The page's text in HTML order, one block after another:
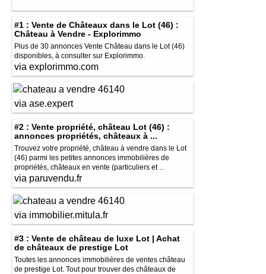
#1 : Vente de Châteaux dans le Lot (46) :
Château à Vendre - Explorimmo
Plus de 30 annonces Vente Château dans le Lot (46)
disponibles, à consulter sur Explorimmo.
via explorimmo.com
via ase.expert
#2 : Vente propriété, château Lot (46) :
annonces propriétés, châteaux à ...
Trouvez votre propriété, château à vendre dans le Lot
(46) parmi les petites annonces immobilières de
propriétés, châteaux en vente (particuliers et ...
via paruvendu.fr
via immobilier.mitula.fr
#3 : Vente de château de luxe Lot | Achat
de châteaux de prestige Lot
Toutes les annonces immobilières de ventes château
de prestige Lot. Tout pour trouver des châteaux de